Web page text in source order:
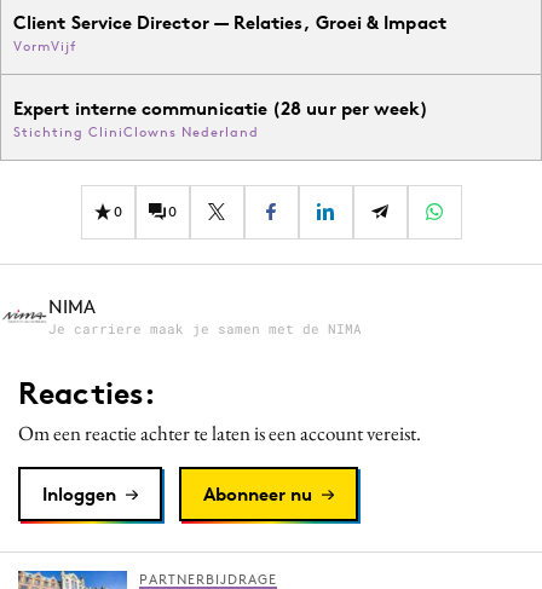
Client Service Director — Relaties, Groei & Impact
VormVijf
Expert interne communicatie (28 uur per week)
Stichting CliniClowns Nederland
0 0
NIMA
Je carriere maak je samen met de NIMA
Reacties:
Om een reactie achter te laten is een account vereist.
Inloggen Abonneer nu
PARTNERBIJDRAGE